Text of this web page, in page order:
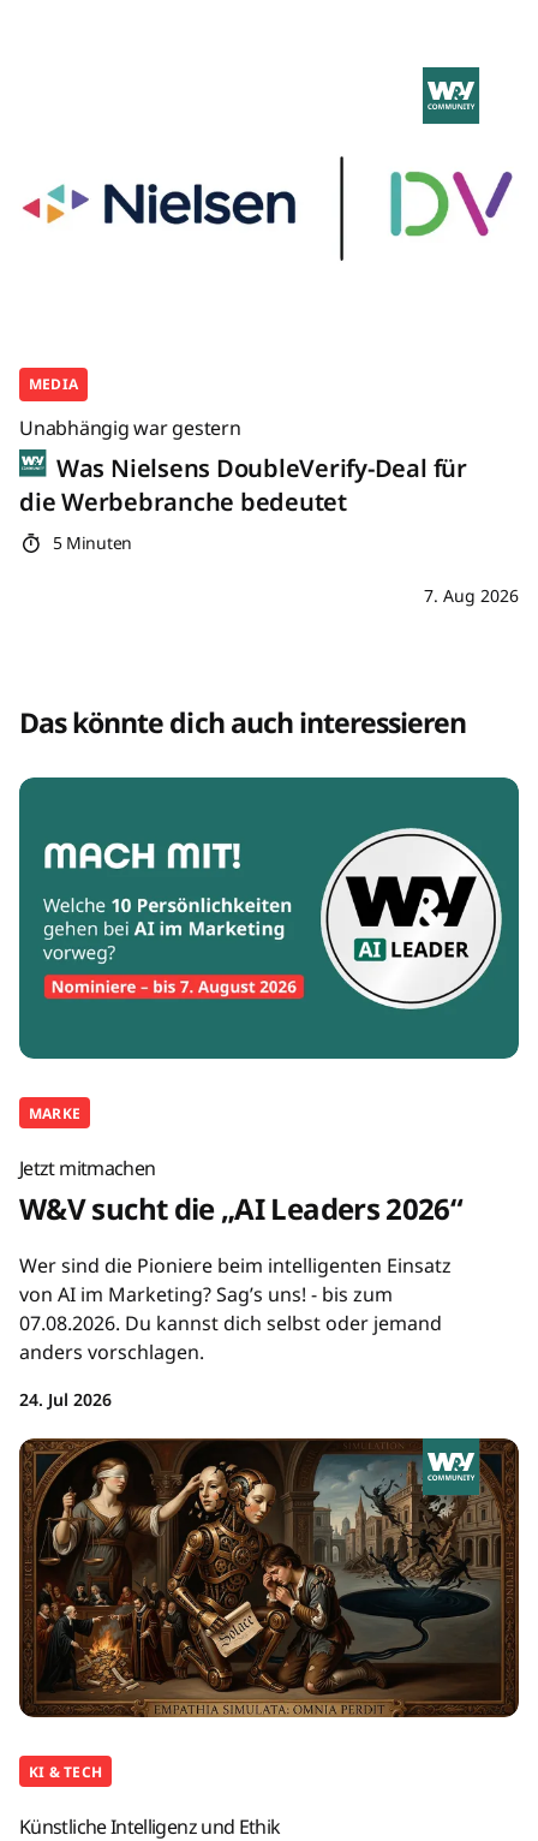
MEDIA
Unabhängig war gestern
Was Nielsens DoubleVerify-Deal für
die Werbebranche bedeutet
5 Minuten
7. Aug 2026
Das könnte dich auch interessieren
MARKE
Jetzt mitmachen
W&V sucht die „AI Leaders 2026“
Wer sind die Pioniere beim intelligenten Einsatz
von AI im Marketing? Sag’s uns! - bis zum
07.08.2026. Du kannst dich selbst oder jemand
anders vorschlagen.
24. Jul 2026
KI & TECH
Künstliche Intelligenz und Ethik